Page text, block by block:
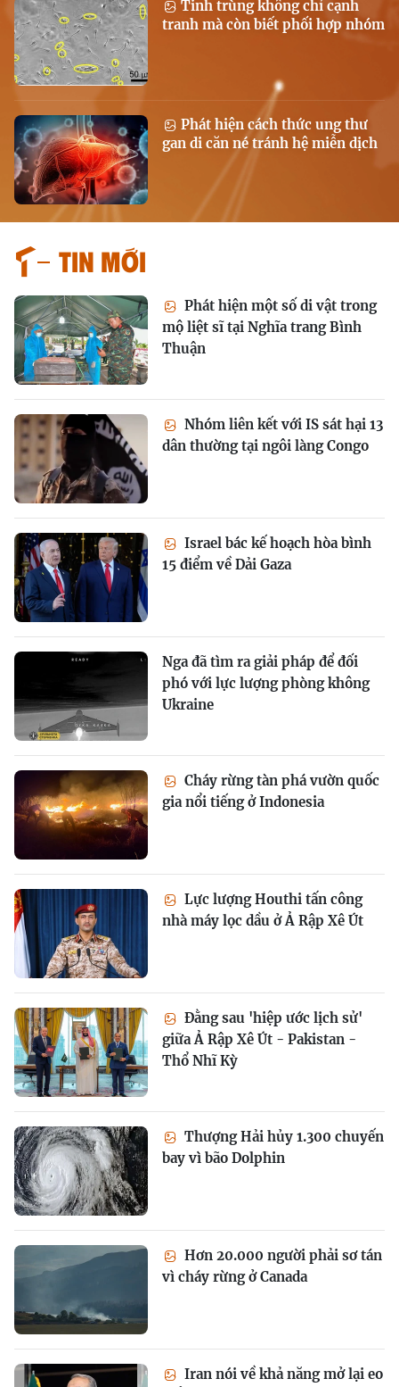
Tinh trùng không chỉ cạnh
tranh mà còn biết phối hợp nhóm
Phát hiện cách thức ung thư
gan di căn né tránh hệ miễn dịch
Tin mới
Phát hiện một số di vật trong
mộ liệt sĩ tại Nghĩa trang Bình
Thuận
Nhóm liên kết với IS sát hại 13
dân thường tại ngôi làng Congo
Israel bác kế hoạch hòa bình
15 điểm về Dải Gaza
Nga đã tìm ra giải pháp để đối
phó với lực lượng phòng không
Ukraine
Cháy rừng tàn phá vườn quốc
gia nổi tiếng ở Indonesia
Lực lượng Houthi tấn công
nhà máy lọc dầu ở Ả Rập Xê Út
Đằng sau 'hiệp ước lịch sử'
giữa Ả Rập Xê Út - Pakistan -
Thổ Nhĩ Kỳ
Thượng Hải hủy 1.300 chuyến
bay vì bão Dolphin
Hơn 20.000 người phải sơ tán
vì cháy rừng ở Canada
Iran nói về khả năng mở lại eo